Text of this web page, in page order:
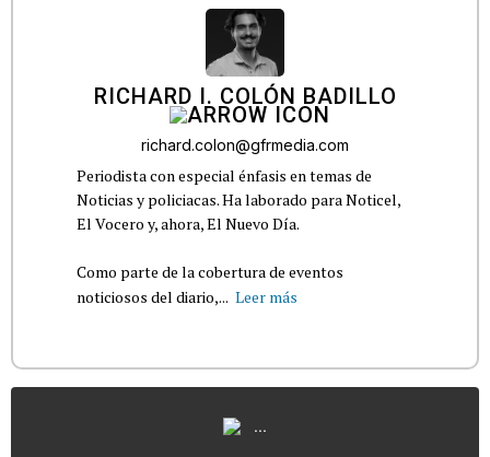
RICHARD I. COLÓN BADILLO
richard.colon@gfrmedia.com
Periodista con especial énfasis en temas de
Noticias y policiacas. Ha laborado para Noticel,
El Vocero y, ahora, El Nuevo Día.
Como parte de la cobertura de eventos
noticiosos del diario,... Leer más
...